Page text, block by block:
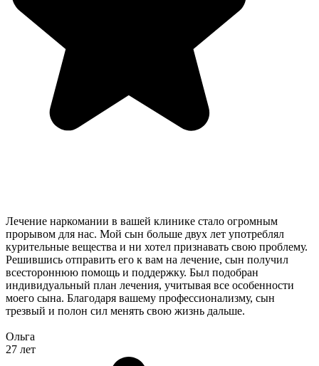
Лечение наркомании в вашей клинике стало огромным
прорывом для нас. Мой сын больше двух лет употреблял
курительные вещества и ни хотел признавать свою проблему.
Решившись отправить его к вам на лечение, сын получил
всестороннюю помощь и поддержку. Был подобран
индивидуальный план лечения, учитывая все особенности
моего сына. Благодаря вашему профессионализму, сын
трезвый и полон сил менять свою жизнь дальше.
Ольга
27 лет